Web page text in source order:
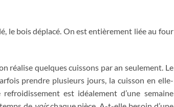
le bois déplacé. On est entièrement liée au four
réalise quelques cuissons par an seulement. Le
prendre plusieurs jours, la cuisson en elle-
est idéalement d’une semaine